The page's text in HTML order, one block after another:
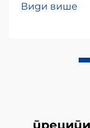
Види више